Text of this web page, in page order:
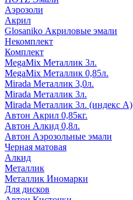
Аэрозоли
Акрил
Glosaniko Акриловые эмали
Некомплект
Комплект
MegaMix Металлик 3л.
MegaMix Металлик 0,85л.
Mirada Металлик 3,0л.
Mirada Металлик 3л.
Mirada Металлик 3л. (индекс А)
Автон Акрил 0,85кг.
Автон Алкид 0,8л.
Автон Аэрозольные эмали
Черная матовая
Алкид
Металлик
Металлик Иномарки
Для дисков